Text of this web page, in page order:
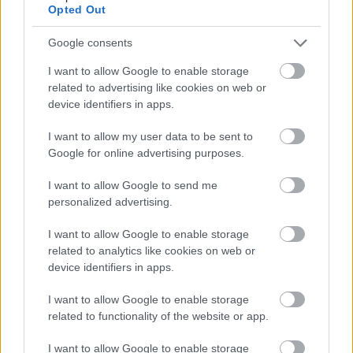
Opted Out
Google consents
I want to allow Google to enable storage
related to advertising like cookies on web or
device identifiers in apps.
I want to allow my user data to be sent to
Google for online advertising purposes.
I want to allow Google to send me
personalized advertising.
I want to allow Google to enable storage
related to analytics like cookies on web or
device identifiers in apps.
I want to allow Google to enable storage
related to functionality of the website or app.
I want to allow Google to enable storage
Még egy Bushwacka remix
Az amerikai 8 számos vinyl kiadványon szerepelt
még egy eltérő mix, ez pedig a DREAM ON
(BUSHWACKA TOUGH GUY DUB) változat. Ez nem
meglepő módon egy még üresebb, instrumentális
változata az eredeti remixnek. A húszéves évforduló
ürügyén szerepeljen itt, aztán felejtsük el: